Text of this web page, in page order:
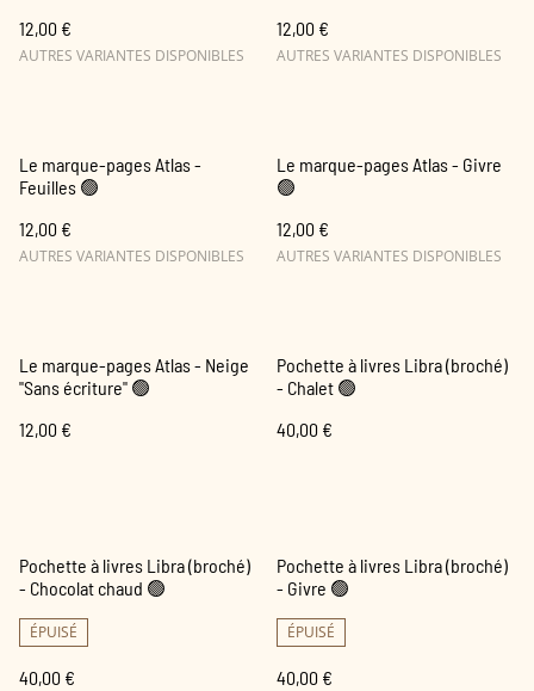
12,00 €
AUTRES VARIANTES DISPONIBLES
12,00 €
AUTRES VARIANTES DISPONIBLES
Le marque-pages Atlas -
Feuilles 🟢
12,00 €
AUTRES VARIANTES DISPONIBLES
Le marque-pages Atlas - Givre
🟢
12,00 €
AUTRES VARIANTES DISPONIBLES
Le marque-pages Atlas - Neige
"Sans écriture" 🟢
12,00 €
Pochette à livres Libra (broché)
- Chalet 🟢
40,00 €
Pochette à livres Libra (broché)
- Chocolat chaud 🟢
ÉPUISÉ
40,00 €
Pochette à livres Libra (broché)
- Givre 🟢
ÉPUISÉ
40,00 €